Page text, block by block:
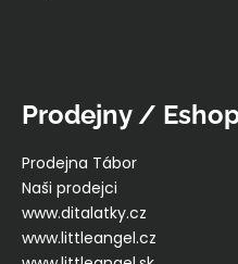
Prodejny /
Prodejna Tábor
Naši prodejci
www.ditalatky.cz
www.littleangel.cz